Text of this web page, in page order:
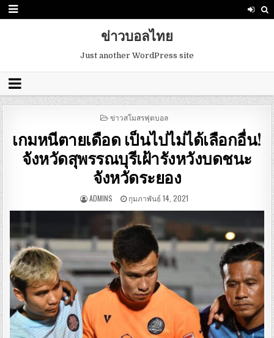
ข่าวบอลไทย
Just another WordPress site
POSTED
ข่าวสโมสรฟุตบอล
เกมหนีตายเดือด เป็นไปไม่ได้เลือกอื่น!
จังหวัดสุพรรณบุรีเฝ้ารังหวังบดชนะ
จังหวัดระยอง
ADMINS กุมภาพันธ์ 14, 2021